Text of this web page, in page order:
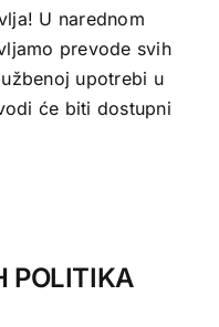
U narednom
prevode svih
upotrebi u
će biti dostupni
POLITIKA